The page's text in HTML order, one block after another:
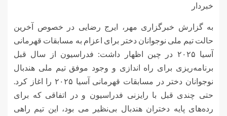
خبردار
به گزارش خبرگزاری مهر، ایرج رضایی در خصوص آخرین
حالت تیم ملی نوجوانان دختر برای اعزام به مسابقات قهرمانی
آسیا ۲۰۲۵ در چین اظهار داشت: فدراسیون از سال قبل
برنامه‌ریزی برای راه اندازی و وجود موفق تیم ملی هندبال
نوجوانان دختر در مسابقات قهرمانی آسیا ۲۰۲۵ را اغاز کرد.
حتی چندی قبل با رایزنی فدراسیون و در اتفاقی که برای
رده‌های پایه دختران هندبال بی‌نظیر می بود، این تیم راهی